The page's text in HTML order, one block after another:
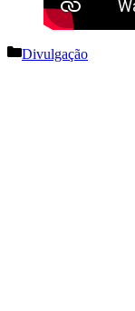
Categorias
Divulgação